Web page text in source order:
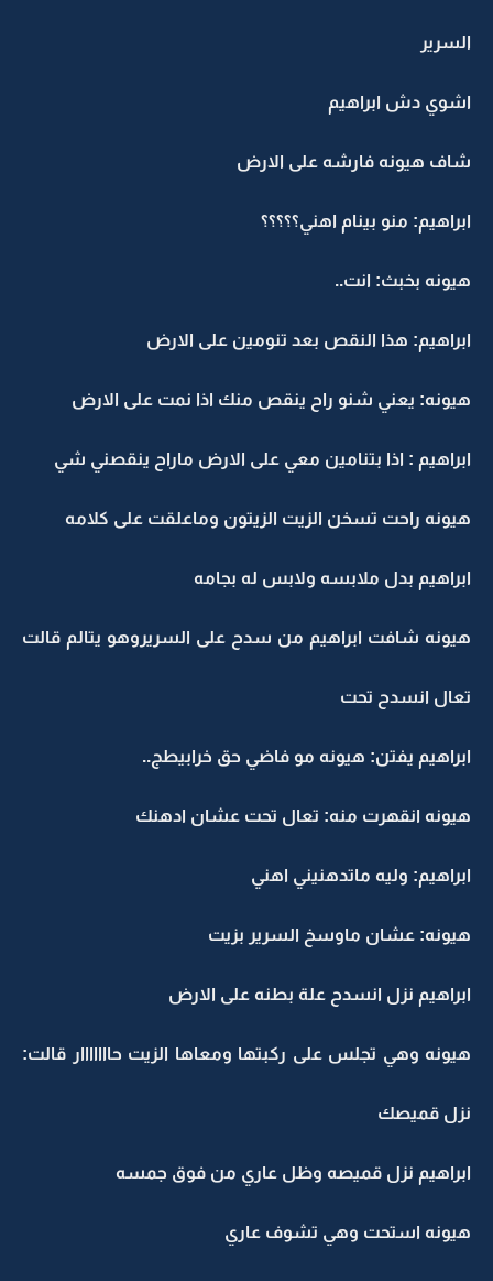
السرير
اشوي دش ابراهيم
شاف هيونه فارشه على الارض
ابراهيم: منو بينام اهني؟؟؟؟؟
هيونه بخبث: انت..
ابراهيم: هذا النقص بعد تنومين على الارض
هيونه: يعني شنو راح ينقص منك اذا نمت على الارض
ابراهيم : اذا بتنامين معي على الارض ماراح ينقصني شي
هيونه راحت تسخن الزيت الزيتون وماعلقت على كلامه
ابراهيم بدل ملابسه ولابس له بجامه
هيونه شافت ابراهيم من سدح على السريروهو يتالم قالت
تعال انسدح تحت
ابراهيم يفتن: هيونه مو فاضي حق خرابيطج..
هيونه انقهرت منه: تعال تحت عشان ادهنك
ابراهيم: وليه ماتدهنيني اهني
هيونه: عشان ماوسخ السرير بزيت
ابراهيم نزل انسدح علة بطنه على الارض
هيونه وهي تجلس على ركبتها ومعاها الزيت حااااااار قالت:
نزل قميصك
ابراهيم نزل قميصه وظل عاري من فوق جمسه
هيونه استحت وهي تشوف عاري